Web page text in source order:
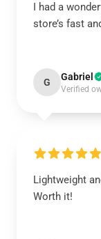
I had a
store’s fast
G Gabriel
Verified
Lightweight
Worth it!